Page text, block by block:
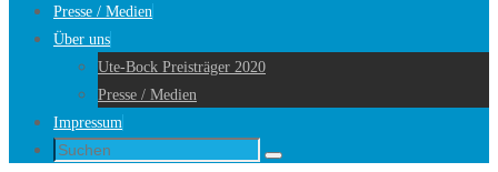
Presse / Medien
Über uns
Ute-Bock Preisträger 2020
Presse / Medien
Impressum
Suche
Suchen